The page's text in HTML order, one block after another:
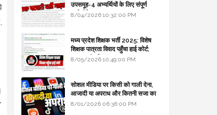
उपसमूह-4 अभ्यर्थियों के लिए संपूर्ण
मार्गदर्शिका
8/04/2026 10:32:00 PM
मध्य प्रदेश शिक्षक भर्ती 2025: विशेष
शिक्षक पात्रता विवाद पहुँचा हाई कोर्ट;
सरकार से माँगा जवाब
8/05/2026 10:49:00 PM
सोशल मीडिया पर किसी को गाली देना,
आजादी या अपराध और कितनी सजा का
प्रावधान - free legal advice
8/01/2026 06:36:00 PM